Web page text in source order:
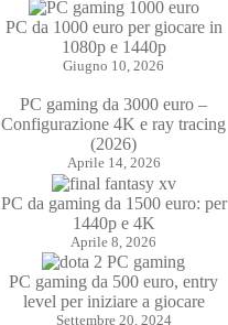
PC da 1000 euro per giocare in
1080p e 1440p
Giugno 10, 2026
PC gaming da 3000 euro –
Configurazione 4K e ray tracing
(2026)
Aprile 14, 2026
PC da gaming da 1500 euro: per
1440p e 4K
Aprile 8, 2026
PC gaming da 500 euro, entry
level per iniziare a giocare
Settembre 20, 2024